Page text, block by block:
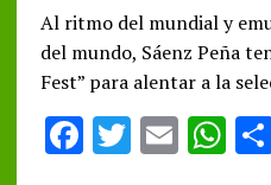
Al ritmo del mundial y
del mundo, Sáenz Peña
Fest” para alentar a la
F T E W